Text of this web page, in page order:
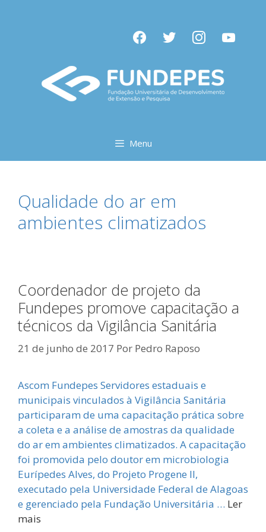
facebooktwitter instagramyoutube
Menu
Qualidade do ar em
ambientes climatizados
Coordenador de projeto da
Fundepes promove capacitação a
técnicos da Vigilância Sanitária
21 de junho de 2017 Por Pedro Raposo
Ascom Fundepes Servidores estaduais e
municipais vinculados à Vigilância Sanitária
participaram de uma capacitação prática sobre
a coleta e a análise de amostras da qualidade
do ar em ambientes climatizados. A capacitação
foi promovida pelo doutor em microbiologia
Eurípedes Alves, do Projeto Progene II,
executado pela Universidade Federal de Alagoas
e gerenciado pela Fundação Universitária … Ler
mais